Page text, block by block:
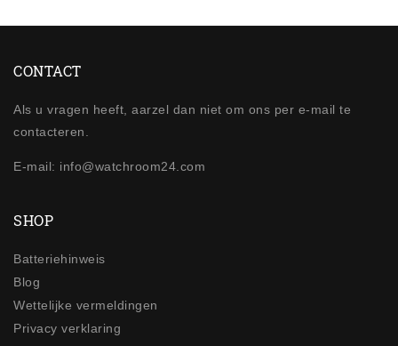
CONTACT
Als u vragen heeft, aarzel dan niet om ons per e-mail te
contacteren.
E-mail: info@watchroom24.com
SHOP
Batteriehinweis
Blog
Wettelijke vermeldingen
Privacy verklaring